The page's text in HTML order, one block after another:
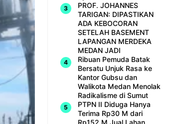
PROF. JOHANNES
TARIGAN: DIPASTIKAN
ADA KEBOCORAN
SETELAH BASEMENT
LAPANGAN MERDEKA
MEDAN JADI
Ribuan Pemuda Batak
Bersatu Unjuk Rasa ke
Kantor Gubsu dan
Walikota Medan Menolak
Radikalisme di Sumut
PTPN II Diduga Hanya
Terima Rp30 M dari
Rp152 M Jual Lahan